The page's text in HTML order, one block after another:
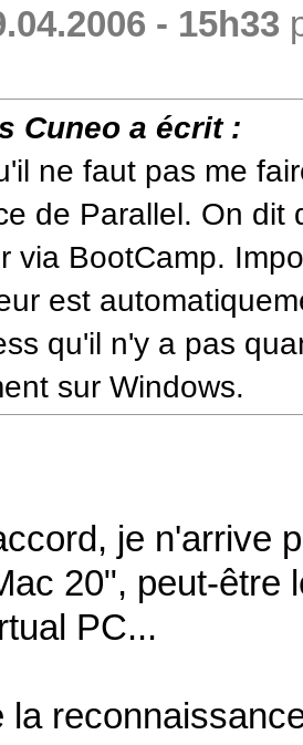
- 15h33
Cuneo a écrit :
ne faut pas me
de Parallel. On dit
via BootCamp.
est
qu'il n'y a pas
sur Windows.
je n'arrive
20", peut-être
PC...
la